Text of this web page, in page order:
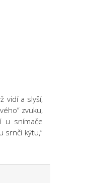
vidí a slyší,
zvuku,
u snímače
srnčí kýtu,“